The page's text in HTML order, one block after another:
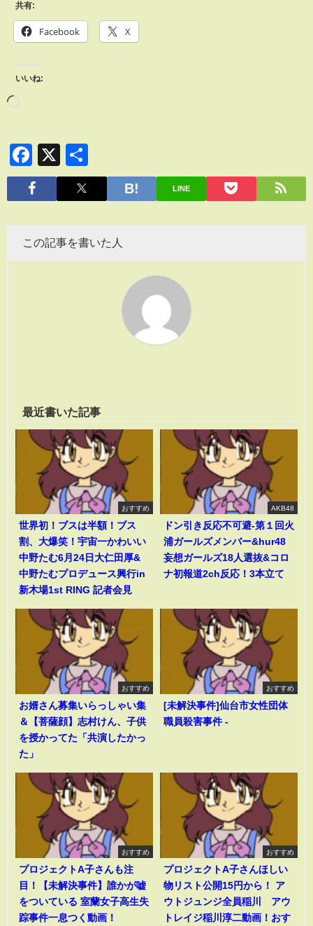
共有:
Facebook X
いいね:
Facebook
X
有
LINE
この記事を書いた人
最近書いた記事
おすすめ
世界初！ブスは半額！ブス
割、大爆笑！宇宙一かわいい
中野たむ6月24日大仁田厚&
中野たむプロデュース興行in
新木場1st RING 記者会見
AKB48
ドン引き反応不可避-第１回火
浦ガールズメンバー&hur48
妄想ガールズ18人選抜&コロ
ナ初報道2ch反応！3本立て
おすすめ
お婿さん募集いらっしゃい集
＆【菩薩顔】志村けん、子供
を授かってた「共演したかっ
た」
おすすめ
[未解決事件]仙台市女性団体
職員殺害事件 -
おすすめ
プロジェクトA子さんも注
目！【未解決事件】誰かが嘘
をついている 室蘭女子高生失
踪事件一息つく動画！
おすすめ
プロジェクトA子さんほしい
物リスト公開15円から！ ア
ウトジュンジ全員稲川 アウ
トレイジ稲川淳二動画！おす